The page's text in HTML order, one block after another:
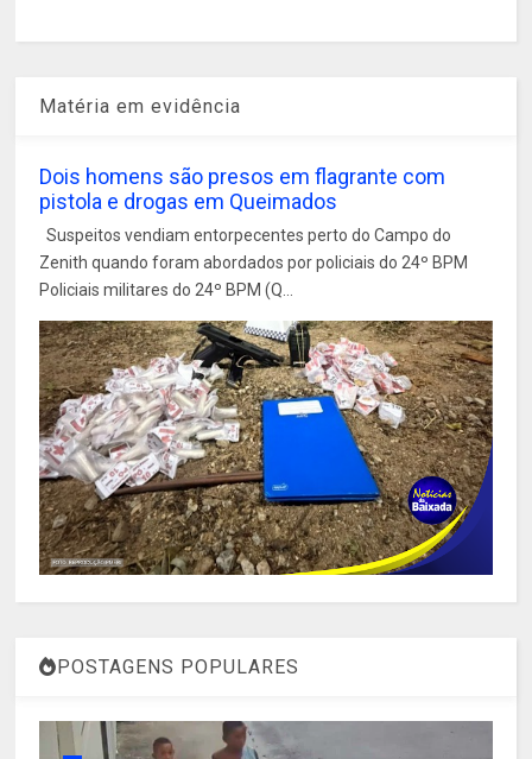
Matéria em evidência
Dois homens são presos em flagrante com
pistola e drogas em Queimados
Suspeitos vendiam entorpecentes perto do Campo do
Zenith quando foram abordados por policiais do 24º BPM
Policiais militares do 24º BPM (Q...
POSTAGENS POPULARES